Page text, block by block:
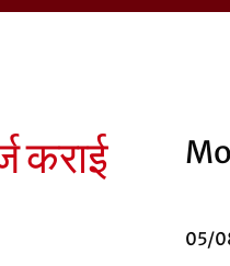
कराई
05/